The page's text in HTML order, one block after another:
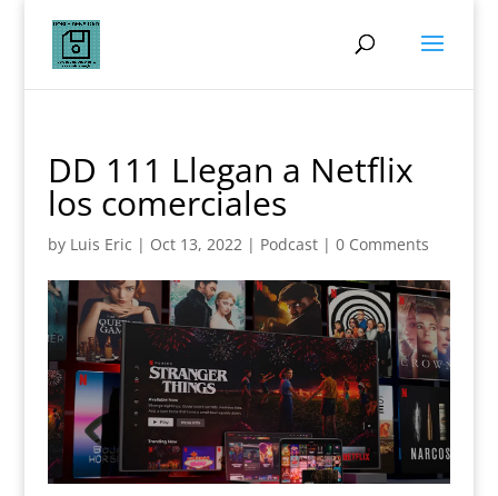
DD 111 Llegan a Netflix
los comerciales
by Luis Eric | Oct 13, 2022| Podcast| 0 Comments